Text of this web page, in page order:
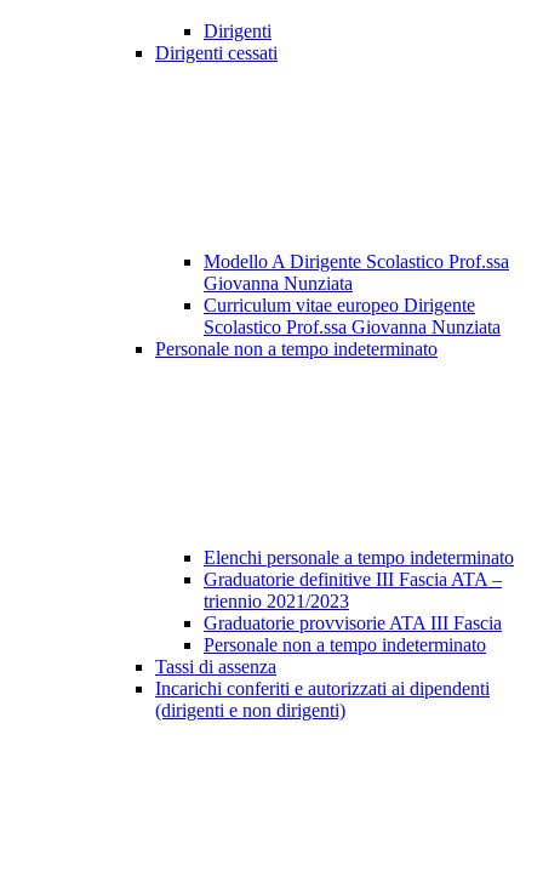
Dirigenti
Dirigenti cessati
Modello A Dirigente Scolastico Prof.ssa
Giovanna Nunziata
Curriculum vitae europeo Dirigente
Scolastico Prof.ssa Giovanna Nunziata
Personale non a tempo indeterminato
Elenchi personale a tempo indeterminato
Graduatorie definitive III Fascia ATA –
triennio 2021/2023
Graduatorie provvisorie ATA III Fascia
Personale non a tempo indeterminato
Tassi di assenza
Incarichi conferiti e autorizzati ai dipendenti
(dirigenti e non dirigenti)